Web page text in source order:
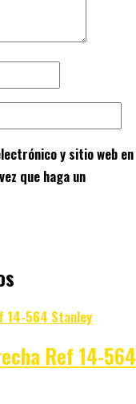
y sitio web en
que haga un
Ref 14-564